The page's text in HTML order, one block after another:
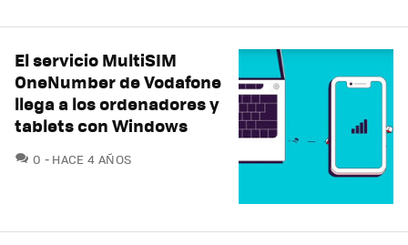
El servicio MultiSIM
OneNumber de Vodafone
llega a los ordenadores y
tablets con Windows
0 COMENTARIOS
HACE 4 AÑOS